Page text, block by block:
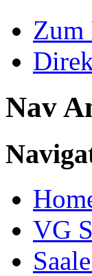
Zum
Nav
VG